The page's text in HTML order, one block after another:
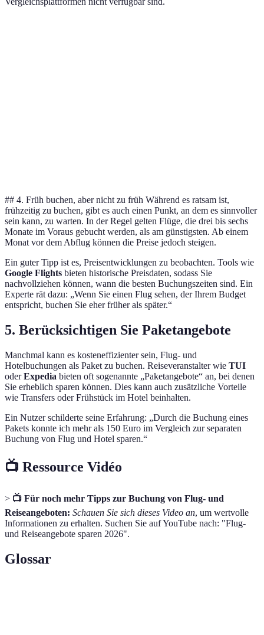
## 4. Früh buchen, aber nicht zu früh Während es ratsam ist,
frühzeitig zu buchen, gibt es auch einen Punkt, an dem es sinnvoller
sein kann, zu warten. In der Regel gelten Flüge, die drei bis sechs
Monate im Voraus gebucht werden, als am günstigsten. Ab einem
Monat vor dem Abflug können die Preise jedoch steigen.
Ein guter Tipp ist es, Preisentwicklungen zu beobachten. Tools wie
Google Flights bieten historische Preisdaten, sodass Sie
nachvollziehen können, wann die besten Buchungszeiten sind. Ein
Experte rät dazu: „Wenn Sie einen Flug sehen, der Ihrem Budget
entspricht, buchen Sie eher früher als später.“
5. Berücksichtigen Sie Paketangebote
Manchmal kann es kosteneffizienter sein, Flug- und
Hotelbuchungen als Paket zu buchen. Reiseveranstalter wie TUI
oderExpedia bieten oft sogenannte „Paketangebote“ an, bei denen
Sie erheblich sparen können. Dies kann auch zusätzliche Vorteile
wie Transfers oder Frühstück im Hotel beinhalten.
Ein Nutzer schilderte seine Erfahrung: „Durch die Buchung eines
Pakets konnte ich mehr als 150 Euro im Vergleich zur separaten
Buchung von Flug und Hotel sparen.“
📺 Ressource Vidéo
> 📺 Für noch mehr Tipps zur Buchung von Flug- und
Reiseangeboten: Schauen Sie sich dieses Video an, um wertvolle
Informationen zu erhalten. Suchen Sie auf YouTube nach: "Flug-
und Reiseangebote sparen 2026".
Glossar